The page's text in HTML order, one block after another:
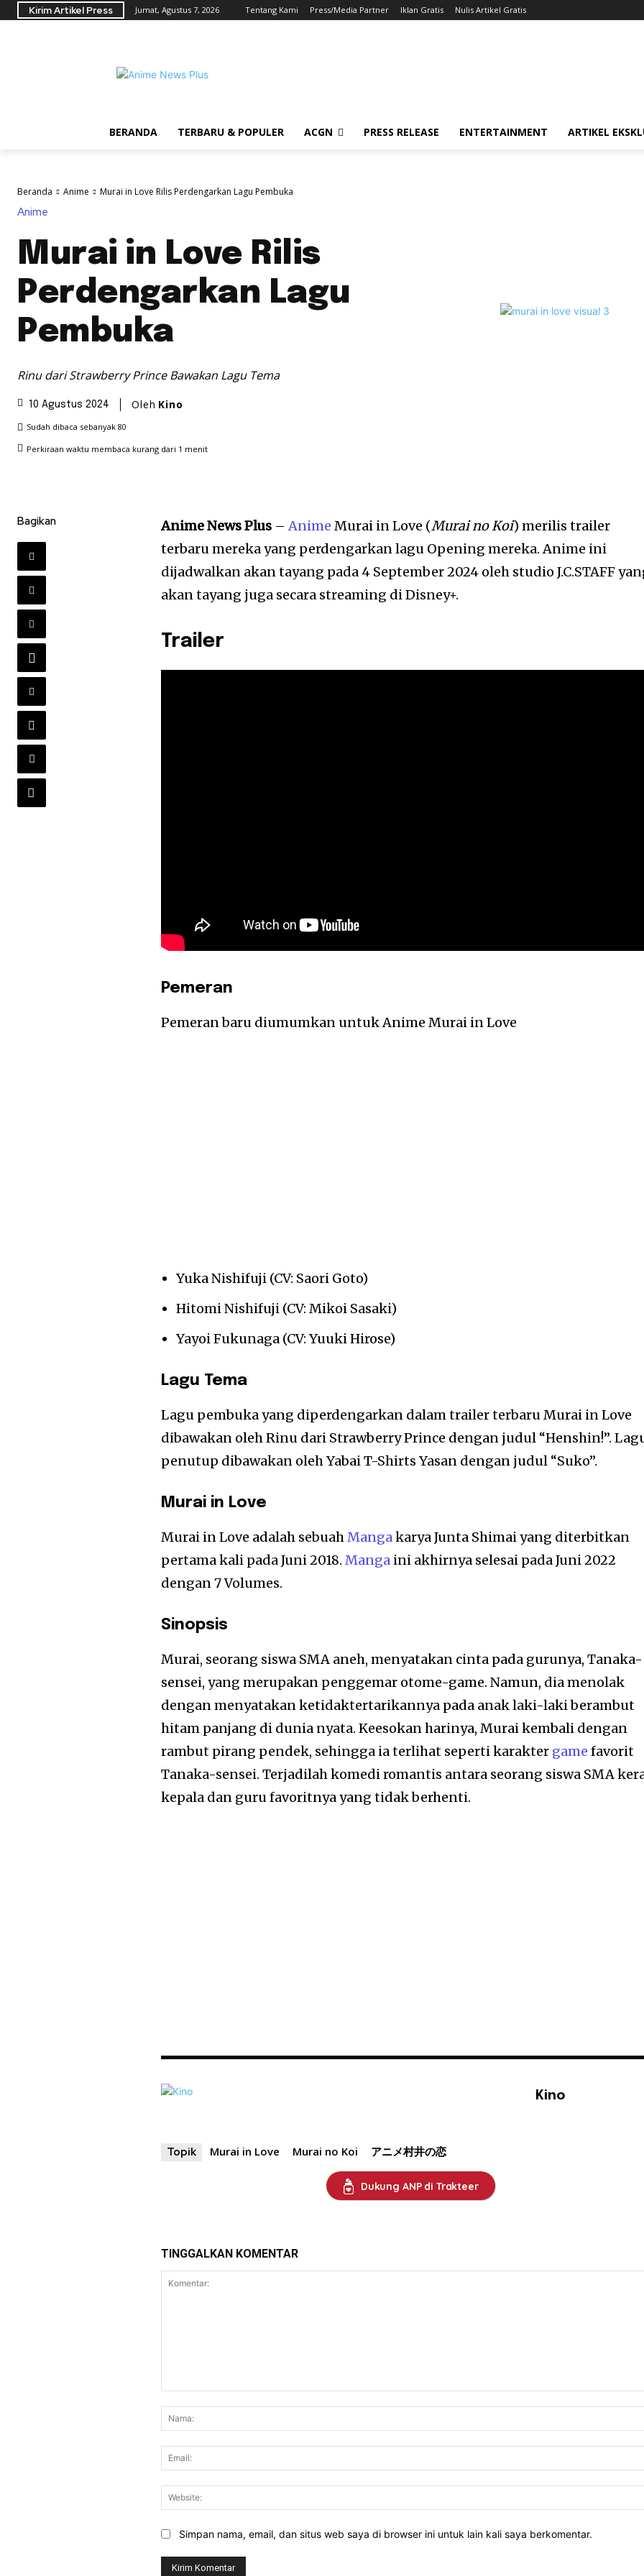
Kirim Artikel Press Jumat, Agustus 7, 2026 Tentang Kami Press/Media Partner Iklan Gratis Nulis Artikel Gratis
BERANDA TERBARU & POPULER ACGN PRESS RELEASE ENTERTAINMENT ARTIKEL
Beranda Anime Murai in Love Rilis Perdengarkan Lagu Pembuka
Anime
Murai in Love Rilis
Perdengarkan Lagu
Pembuka
Rinu dari Strawberry Prince Bawakan Lagu Tema
10 Agustus 2024 Oleh Kino
Sudah dibaca sebanyak 80
Perkiraan waktu membaca kurang dari 1 menit
Bagikan Anime News Plus –Anime Murai in Love (Murai no Koi) merilis trailer
terbaru mereka yang perdengarkan lagu Opening mereka. Anime ini
dijadwalkan akan tayang pada 4 September 2024 oleh studio J.C.STAFF
akan tayang juga secara streaming di Disney+.
Trailer
Pemeran
Pemeran baru diumumkan untuk Anime Murai in Love
Yuka Nishifuji (CV: Saori Goto)
Hitomi Nishifuji (CV: Mikoi Sasaki)
Yayoi Fukunaga (CV: Yuuki Hirose)
Lagu Tema
Lagu pembuka yang diperdengarkan dalam trailer terbaru Murai in Love
dibawakan oleh Rinu dari Strawberry Prince dengan judul “Henshin!”.
penutup dibawakan oleh Yabai T-Shirts Yasan dengan judul “Suko”.
Murai in Love
Murai in Love adalah sebuahMangakarya Junta Shimai yang diterbitkan
pertama kali pada Juni 2018.Manga ini akhirnya selesai pada Juni 2022
dengan 7 Volumes.
Sinopsis
Murai, seorang siswa SMA aneh, menyatakan cinta pada gurunya, Tanaka-
sensei, yang merupakan penggemar otome-game. Namun, dia menolak
dengan menyatakan ketidaktertarikannya pada anak laki-laki berambut
hitam panjang di dunia nyata. Keesokan harinya, Murai kembali dengan
rambut pirang pendek, sehingga ia terlihat seperti karakter game favorit
Tanaka-sensei. Terjadilah komedi romantis antara seorang siswa SMA
kepala dan guru favoritnya yang tidak berhenti.
Kino
Topik Murai in Love Murai no Koi アニメ村井の恋
Dukung ANP di Trakteer
TINGGALKAN KOMENTAR
Simpan nama, email, dan situs web saya di browser ini untuk lain kali saya berkomentar.